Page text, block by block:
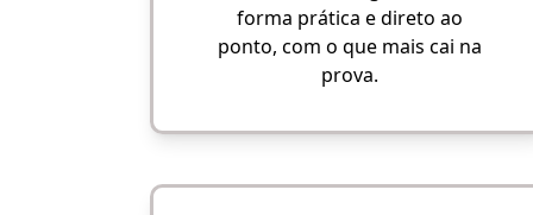
forma prática e direto ao
ponto, com o que mais cai na
prova.